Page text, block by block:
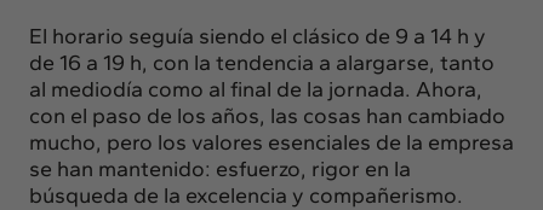
El horario seguía siendo el clásico de 9 a 14 h y
de 16 a 19 h, con la tendencia a alargarse, tanto
al mediodía como al final de la jornada. Ahora,
con el paso de los años, las cosas han cambiado
mucho, pero los valores esenciales de la empresa
se han mantenido: esfuerzo, rigor en la
búsqueda de la excelencia y compañerismo.